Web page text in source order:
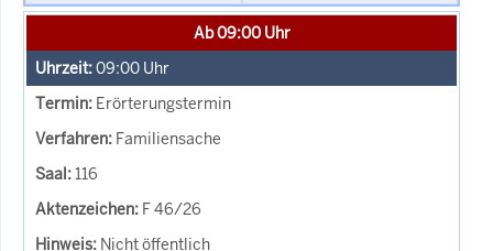
Ab 09:00 Uhr
09:00 Uhr
Erörterungstermin
Familiensache
116
F 46/26
Nicht öffentlich